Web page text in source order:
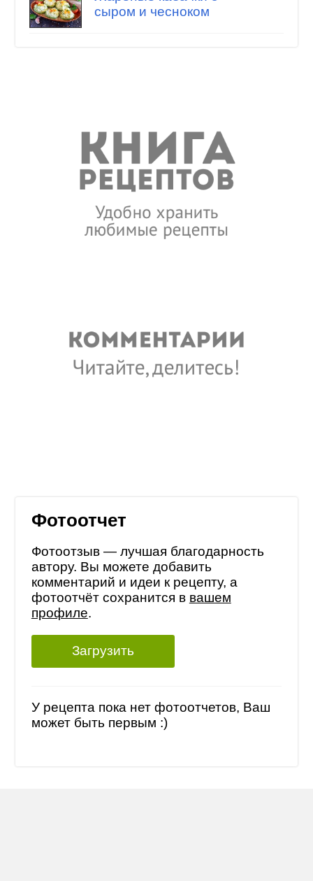
сыром и чесноком
Фотоотчет
Фотоотзыв — лучшая благодарность
автору. Вы можете добавить
комментарий и идеи к рецепту, а
фотоотчёт сохранится в вашем
профиле.
Загрузить
У рецепта пока нет фотоотчетов, Ваш
может быть первым :)